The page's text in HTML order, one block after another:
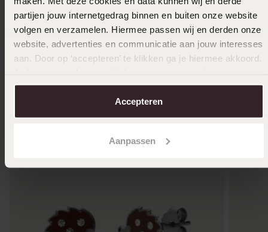
partijen jouw internetgedrag binnen en buiten onze website
volgen en verzamelen. Hiermee passen wij en derden onze
website, advertenties en communicatie aan jouw interesses
aan. Door op ‘accepteren’ te klikken ga je hiermee akkoord.
over in onscookiebeleid.
Accepteren
Aanpassen
9 K witte verlovingsring dia Bouganville H103
3849.99 3,079 99
9
3149.99
Anderen kochten ook